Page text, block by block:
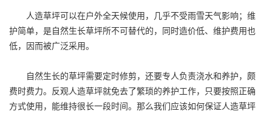
人造草坪可以在户外全天候使用，几乎不受雨雪天气影响；维
护简单，是自然生长草坪所不可替代的，同时造价低、维护费用也
低，因而被广泛采用。
自然生长的草坪需要定时修剪，还要专人负责浇水和养护，颇
费时费力。反观人造草坪就免去了繁琐的养护工作，只要按照正确
方式使用，能维持很长一段时间。那么我们应该如何保证人造草坪